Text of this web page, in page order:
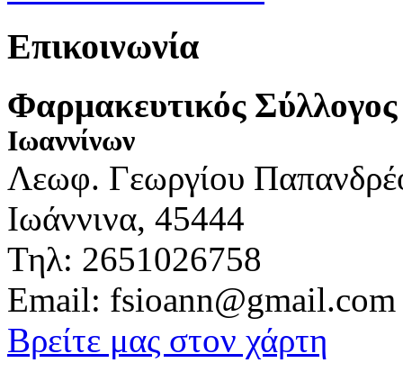
Επικοινωνία
Φαρμακευτικός Σύλλογος
Ιωαννίνων
Λεωφ. Γεωργίου
Ιωάννινα, 45444
Τηλ: 2651026758
Email: fsioann@gmail.com
Βρείτε μας στον χάρτη